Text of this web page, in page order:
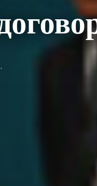
.